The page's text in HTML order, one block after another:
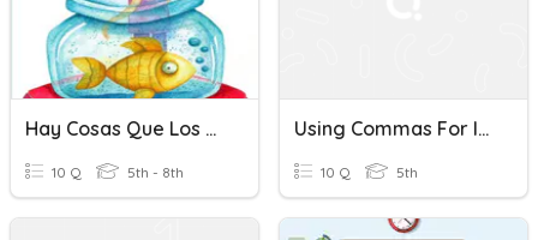
Hay Cosas Que Los Peces No Entienden (obra Completa)
10 Q 5th - 8th
Using Commas For Introductory Elements
10 Q 5th